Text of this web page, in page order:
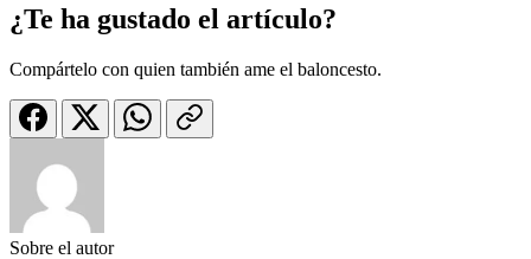
¿Te ha gustado el artículo?
Compártelo con quien también ame el baloncesto.
Sobre el autor